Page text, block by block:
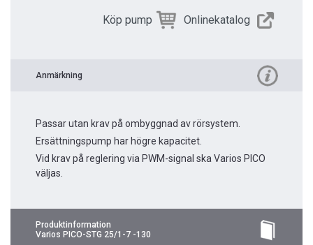
Köp pump Onlinekatalog
Anmärkning
Passar utan krav på ombyggnad av rörsystem.
Ersättningspump har högre kapacitet.
Vid krav på reglering via PWM-signal ska Varios PICO
väljas.
Produktinformation
Varios PICO-STG 25/1-7 -130